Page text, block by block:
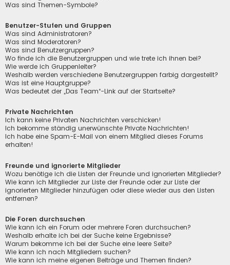
Was sind Themen-Symbole?
Benutzer-Stufen und Gruppen
Was sind Administratoren?
Was sind Moderatoren?
Was sind Benutzergruppen?
Wo finde ich die Benutzergruppen und wie trete ich ihnen bei?
Wie werde ich Gruppenleiter?
Weshalb werden verschiedene Benutzergruppen farbig dargestellt?
Was ist eine Hauptgruppe?
Was bedeutet der „Das Team“-Link auf der Startseite?
Private Nachrichten
Ich kann keine Privaten Nachrichten verschicken!
Ich bekomme ständig unerwünschte Private Nachrichten!
Ich habe eine Spam-E-Mail von einem Mitglied dieses Forums
erhalten!
Freunde und ignorierte Mitglieder
Wozu benötige ich die Listen der Freunde und ignorierten Mitglieder?
Wie kann ich Mitglieder zur Liste der Freunde oder zur Liste der
ignorierten Mitglieder hinzufügen oder diese wieder aus den Listen
entfernen?
Die Foren durchsuchen
Wie kann ich ein Forum oder mehrere Foren durchsuchen?
Weshalb erhalte ich bei der Suche keine Ergebnisse?
Warum bekomme ich bei der Suche eine leere Seite?
Wie kann ich nach Mitgliedern suchen?
Wie kann ich meine eigenen Beiträge und Themen finden?